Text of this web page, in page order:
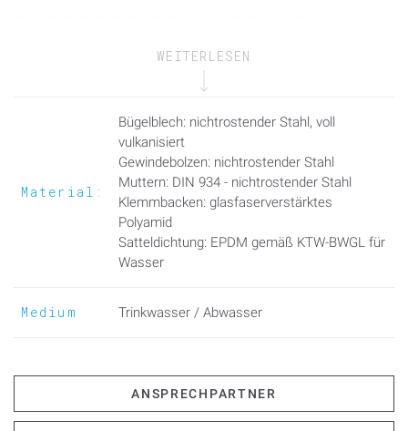
Rohrdurchmesser zur Anbohrschelle aus und dichtet somit die
(Haltestücke) und eine Spezialsatteldichtung notwendig - Bitte
bei Bestellung angeben!
WEITERLESEN
Material:
Bügelblech: nichtrostender Stahl, voll
vulkanisiert
Gewindebolzen: nichtrostender Stahl
Muttern: DIN 934 - nichtrostender Stahl
Klemmbacken: glasfaserverstärktes
Polyamid
Satteldichtung: EPDM gemäß KTW-BWGL für
Wasser
Medium Trinkwasser / Abwasser
ANSPRECHPARTNER